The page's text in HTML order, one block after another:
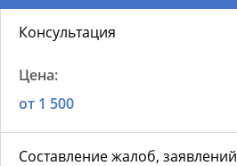
Консультация
от 1 500
Составление жалоб, заявлений